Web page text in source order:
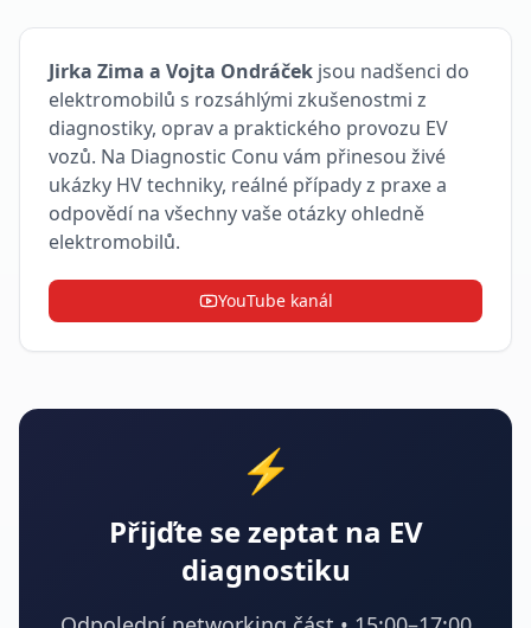
Jirka Zima a Vojta Ondráček jsou nadšenci do
elektromobilů s rozsáhlými zkušenostmi z
diagnostiky, oprav a praktického provozu EV
vozů. Na Diagnostic Conu vám přinesou živé
ukázky HV techniky, reálné případy z praxe a
odpovědí na všechny vaše otázky ohledně
elektromobilů.
YouTube kanál
⚡
Přijďte se zeptat na EV
diagnostiku